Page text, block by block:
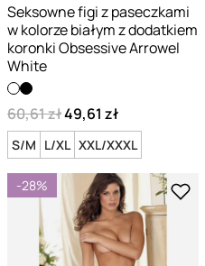
Seksowne figi z paseczkami
w kolorze białym z dodatkiem
koronki Obsessive Arrowel
White
60,61 zł49,61 zł
S/M L/XL XXL/XXXL
-28%